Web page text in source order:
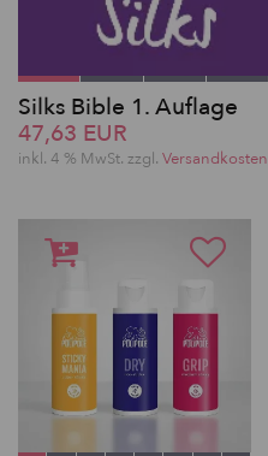
Silks Bible 1. Auflage
47,63 EUR
inkl. 4 % MwSt. zzgl. Versandkosten